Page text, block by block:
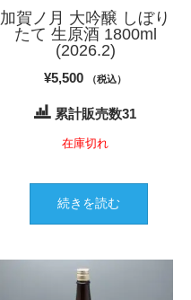
ら
加賀ノ月 大吟醸 しぼり
たて 生原酒 1800ml
(2026.2)
¥5,500 （税込）
累計販売数31
在庫切れ
続きを読む